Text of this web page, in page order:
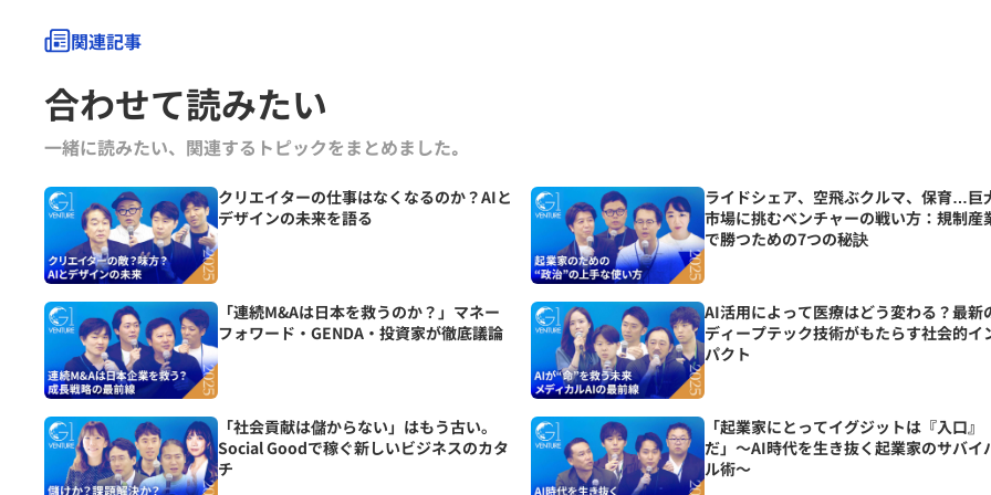
関連記事
合わせて読みたい
一緒に読みたい、関連するトピックをまとめました｡
クリエイターの仕事はなくなるのか？AIと
デザインの未来を語る
ライドシェア、空飛ぶクルマ、保育…巨
市場に挑むベンチャーの戦い方：規制産
で勝つための7つの秘訣
「連続M&Aは日本を救うのか？」マネー
フォワード・GENDA・投資家が徹底議論
AI活用によって医療はどう変わる？最新
ディープテック技術がもたらす社会的イ
パクト
「社会貢献は儲からない」はもう古い。
Social Goodで稼ぐ新しいビジネスのカタ
チ
「起業家にとってイグジットは『入口』
だ」〜AI時代を生き抜く起業家のサバイ
ル術〜